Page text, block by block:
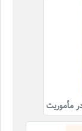
مأموریت